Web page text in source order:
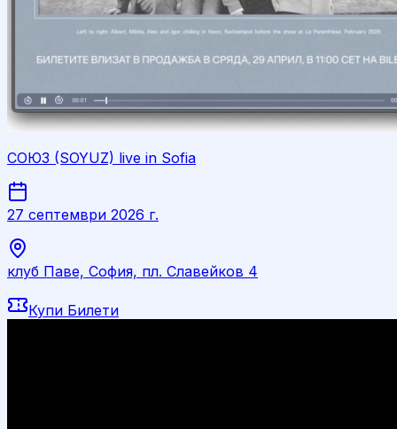
СОЮЗ (SOYUZ) live in Sofia
27 септември 2026 г.
клуб Паве, София, пл. Славейков 4
Купи Билети